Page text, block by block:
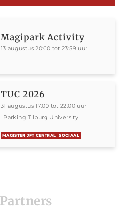
Magipark Activity
13 augustus 20:00 tot 23:59 uur
TUC 2026
31 augustus 17:00 tot 22:00 uur
Parking Tilburg University
MAGISTER JFT CENTRAL SOCIAAL
Partners